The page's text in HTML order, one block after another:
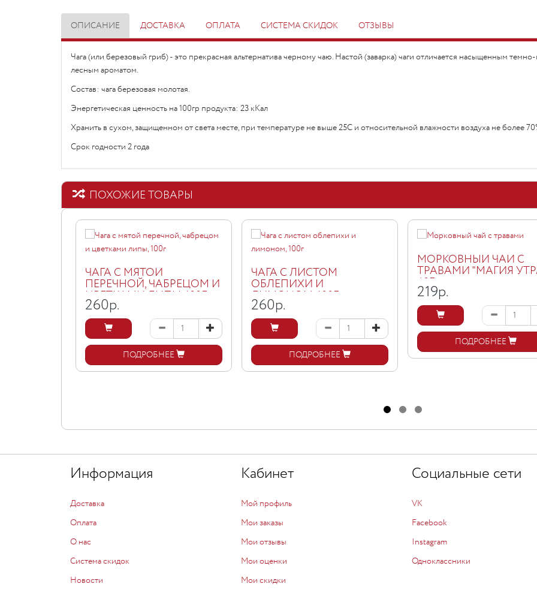
ОПИСАНИЕ ДОСТАВКА ОПЛАТА СИСТЕМА СКИДОК ОТЗЫВЫ
Чага (или березовый гриб) - это прекрасная альтернатива черному чаю. Настой (заварка) чаги отличается насыщенным
лесным ароматом.
Состав: чага березовая молотая.
Энергетическая ценность на 100гр продукта: 23 кКал
Хранить в сухом, защищенном от света месте, при температуре не выше 25С и относительной влажности воздуха не более
Срок годности 2 года
ПОХОЖИЕ ТОВАРЫ
ЧАГА С МЯТОЙ
ПЕРЕЧНОЙ, ЧАБРЕЦОМ И
ЦВЕТКАМИ ЛИПЫ, 100Г
260р.
ПОДРОБНЕЕ
ЧАГА С ЛИСТОМ
ОБЛЕПИХИ И
ЛИМОНОМ, 100Г
260р.
ПОДРОБНЕЕ
МОРКОВНЫЙ ЧАЙ С
ТРАВАМИ "МАГИЯ
40Г
219р.
ПОДРОБНЕЕ
Информация
Доставка
Оплата
О нас
Система скидок
Новости
Кабинет
Мой профиль
Мои заказы
Мои отзывы
Мои оценки
Мои скидки
Социальные сети
VK
Facebook
Instagram
Одноклассники